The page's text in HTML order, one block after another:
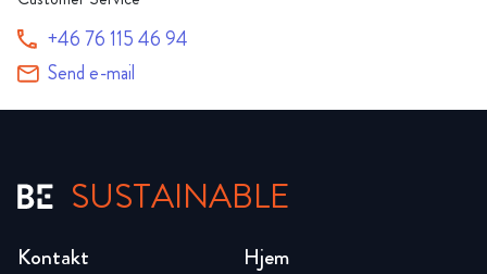
+46 76 115 46 94
Send e-mail
SUSTAINABLE
Hjem
Kontakt